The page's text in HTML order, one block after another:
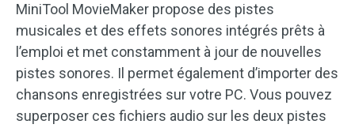
MiniTool MovieMaker propose des pistes
musicales et des effets sonores intégrés prêts à
l’emploi et met constamment à jour de nouvelles
pistes sonores. Il permet également d’importer des
chansons enregistrées sur votre PC. Vous pouvez
superposer ces fichiers audio sur les deux pistes